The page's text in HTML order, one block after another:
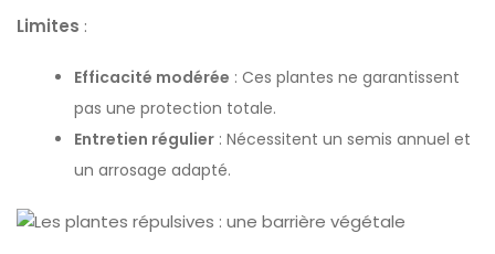
Limites :
Efficacité modérée : Ces plantes ne garantissent
pas une protection totale.
Entretien régulier : Nécessitent un semis annuel et
un arrosage adapté.